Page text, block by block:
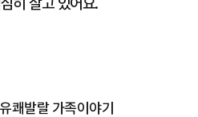
쾌발랄 가족이야기